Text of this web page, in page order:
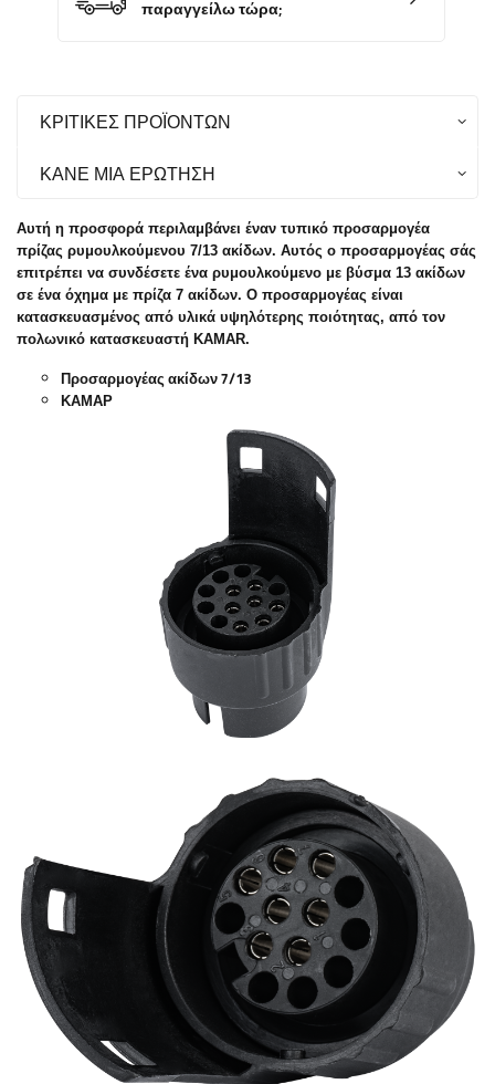
παραγγείλω τώρα;
ΚΡΙΤΙΚΈΣ ΠΡΟΪΌΝΤΩΝ
ΚΆΝΕ ΜΙΑ ΕΡΏΤΗΣΗ
Αυτή η προσφορά περιλαμβάνει έναν τυπικό προσαρμογέα
πρίζας ρυμουλκούμενου 7/13 ακίδων. Αυτός ο προσαρμογέας σάς
επιτρέπει να συνδέσετε ένα ρυμουλκούμενο με βύσμα 13 ακίδων
σε ένα όχημα με πρίζα 7 ακίδων. Ο προσαρμογέας είναι
κατασκευασμένος από υλικά υψηλότερης ποιότητας, από τον
πολωνικό κατασκευαστή KAMAR.
Προσαρμογέας ακίδων 7/13
ΚΑΜΑΡ